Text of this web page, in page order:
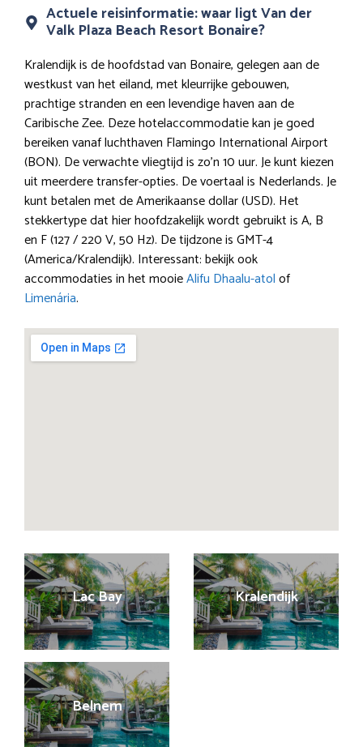
Actuele reisinformatie: waar ligt Van der
Valk Plaza Beach Resort Bonaire?
Kralendijk is de hoofdstad van Bonaire, gelegen aan de
westkust van het eiland, met kleurrijke gebouwen,
prachtige stranden en een levendige haven aan de
Caribische Zee. Deze hotelaccommodatie kan je goed
bereiken vanaf luchthaven Flamingo International Airport
(BON). De verwachte vliegtijd is zo’n 10 uur. Je kunt kiezen
uit meerdere transfer-opties. De voertaal is Nederlands. Je
kunt betalen met de Amerikaanse dollar (USD). Het
stekkertype dat hier hoofdzakelijk wordt gebruikt is A, B
en F (127 / 220 V, 50 Hz). De tijdzone is GMT-4
(America/Kralendijk). Interessant: bekijk ook
accommodaties in het mooieAlifu Dhaalu-atolof
Limenária.
Lac Bay Kralendijk
Belnem